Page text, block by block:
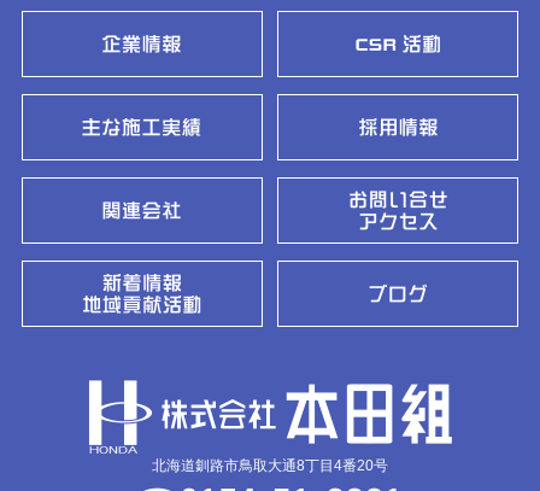
北海道釧路市鳥取大通8丁目4番20号